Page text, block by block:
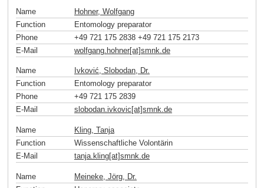
Name
Hohner, Wolfgang
Function
Entomology preparator
Phone
+49 721 175 2838 +49 721 175 2173
E-Mail
wolfgang.hohner[at]smnk de
Name
Ivković, Slobodan, Dr.
Function
Entomology preparator
Phone
+49 721 175 2839
E-Mail
slobodan.ivkovic[at]smnk.de
Name
Kling, Tanja
Function
Wissenschaftliche Volontärin
E-Mail
tanja.kling[at]smnk.de
Name
Meineke, Jörg, Dr.